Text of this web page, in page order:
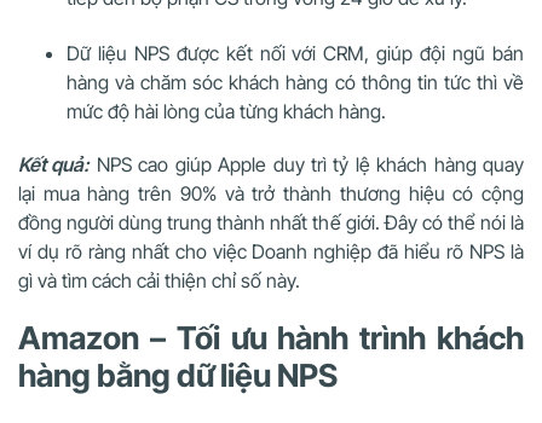
Dữ liệu NPS được kết nối với CRM, giúp đội ngũ bán
hàng và chăm sóc khách hàng có thông tin tức thì về
mức độ hài lòng của từng khách hàng.
Kết quả:NPS cao giúp Apple duy trì tỷ lệ khách hàng quay
lại mua hàng trên 90% và trở thành thương hiệu có cộng
đồng người dùng trung thành nhất thế giới. Đây có thể nói là
ví dụ rõ ràng nhất cho việc Doanh nghiệp đã hiểu rõ NPS là
gì và tìm cách cải thiện chỉ số này.
Amazon – Tối ưu hành trình khách
hàng bằng dữ liệu NPS